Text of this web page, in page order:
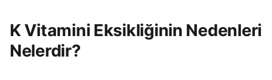
K Vitamini Eksikliğinin Nedenleri
Nelerdir?